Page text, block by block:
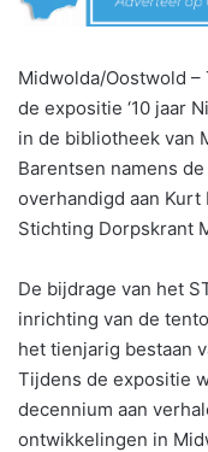
Midwolda/Oostwold
de expositie ‘10 jaar
in de bibliotheek van
Barentsen namens
overhandigd aan
Stichting Dorpskrant
De bijdrage van het
inrichting van de
het tienjarig bestaan
Tijdens de expositie
decennium aan
ontwikkelingen in